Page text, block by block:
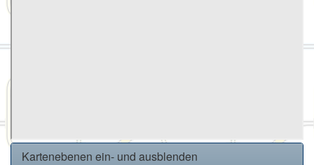
Kartenebenen ein- und ausblenden